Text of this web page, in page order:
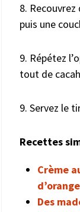
8. Recouvrez
puis une
9. Répétez
tout de
9. Servez le
Recettes
Crème
d’orange
Des